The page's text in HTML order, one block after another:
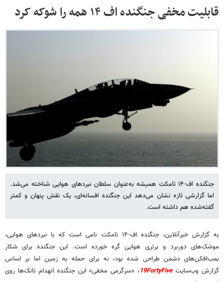
قابلیت مخفی جنگنده اف ۱۴ همه را شوکه کرد
جنگنده اف-۱۴ تامکت همیشه به‌عنوان سلطان نبردهای هوایی شناخته می‌شد.
اما گزارشی تازه نشان می‌دهد این جنگنده افسانه‌ای، یک نقش پنهان و کمتر
گفته‌شده هم داشته است.
به گزارش خبرآنلاین، جنگنده اف-۱۴ تامکت نامی است که با نبردهای هوایی،
موشک‌های دوربرد و برتری هوایی گره خورده است. این جنگنده برای شکار
بمب‌افکن‌های دشمن طراحی شده بود، نه برای حمله به زمین اما بر اساس
گزارش وب‌سایت19FortyFive، «سرگرمی مخفی» این جنگنده انهدام تانک‌ها روی